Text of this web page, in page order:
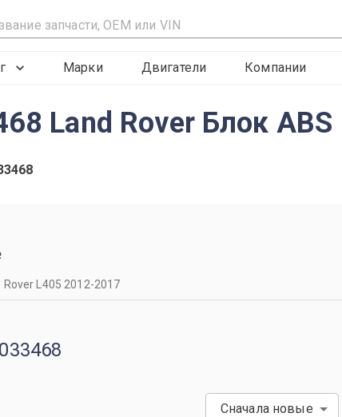
Марки Двигатели Компании
Land Rover Блок ABS
Rover L405 2012-2017
Сначала новые